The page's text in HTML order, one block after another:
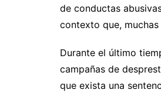
de conductas
contexto que,
Durante el último
campañas de
que exista una